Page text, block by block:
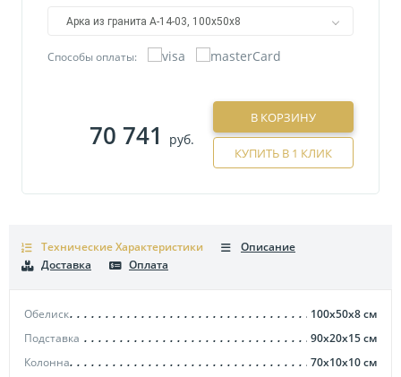
Арка из гранита А-14-03, 100х50х8
Способы оплаты:
70 741 руб.
В КОРЗИНУ
КУПИТЬ В 1 КЛИК
Технические Характеристики
Обелиск 100х50х8см
Подставка
90х20х15см
Колонна
70х10х10см
Описание
Доставка
Оплата